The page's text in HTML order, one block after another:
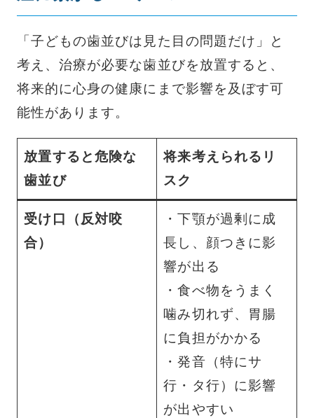
「子どもの歯並びは見た目の問題だけ」と
考え、治療が必要な歯並びを放置すると、
将来的に心身の健康にまで影響を及ぼす可
能性があります。
放置すると危険な
歯並び
将来考えられるリ
スク
受け口（反対咬
合）
・下顎が過剰に成
長し、顔つきに影
響が出る
・食べ物をうまく
噛み切れず、胃腸
に負担がかかる
・発音（特にサ
行・タ行）に影響
が出やすい